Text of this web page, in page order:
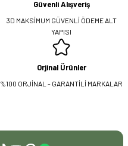
Güvenli Alışveriş
3D MAKSİMUM GÜVENLİ ÖDEME ALT
YAPISI
Orjinal Ürünler
%100 ORJİNAL - GARANTİLİ MARKALAR